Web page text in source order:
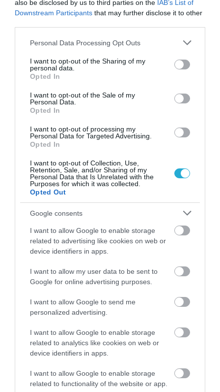
also be disclosed by us to third parties on the IAB’s List of
Downstream Participants that may further disclose it to other
Please note that this website/app uses one or more Google
not limited to your visit or usage behaviour. You may click to
grant or deny consent to Google and its third-party tags to
use your data for below specified purposes in below Google
consent section.
Personal Data Processing Opt Outs
I want to opt-out of the Sharing of my
personal data.
Opted In
I want to opt-out of the Sale of my
Personal Data.
Opted In
I want to opt-out of processing my
Personal Data for Targeted Advertising.
Opted In
I want to opt-out of Collection, Use,
Retention, Sale, and/or Sharing of my
Personal Data that Is Unrelated with the
Purposes for which it was collected.
Opted Out
Google consents
I want to allow Google to enable storage
related to advertising like cookies on web or
device identifiers in apps.
I want to allow my user data to be sent to
Google for online advertising purposes.
I want to allow Google to send me
personalized advertising.
I want to allow Google to enable storage
related to analytics like cookies on web or
device identifiers in apps.
I want to allow Google to enable storage
related to functionality of the website or app.
Εκτέλεση
Κοσκινίζουμε το αλεύρι μαζί με το μπέικιν
πάουντερ και σε μια μπασίνα χτυπάμε τα
αυγά, το γάλα, το ελαιόλαδο και καρυκεύουμε
Στη συνέχεια, προσθέτουμε το αλεύρι και
ομογενοποιούμε. Τέλος, προσθέτουμε τη
γραβιέρα και συνεχίζουμε το ανακάτεμα,
μέχρι να έχουμε λείο μείγμα.
Προσθέτουμε της ελιές κομμένες καρέ την
τομάτα και αρωματίζουμε με δεντρολίβανο.
Σεμιζάρουμε τη φόρμα του κέικ,
τοποθετούμε το μείγμα, αφήνουμε να
για 45-50 λεπτά.
*Μπορούμε να το συνοδεύσουμε με πράσινα
φυλλώματα αρωματισμένα με Dressing
Βαλσάμικο
Ακολουθήστε το
foodlife.gr στο Google
Newsκαι μάθετε πρώτοι όλες τις ειδήσεις